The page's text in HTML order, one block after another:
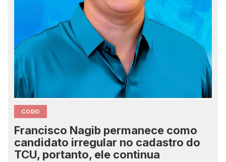
CODO
Francisco Nagib permanece como
candidato irregular no cadastro do
TCU, portanto, ele continua